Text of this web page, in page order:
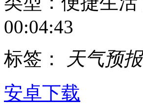
00:04:43
标签：
天气预报
安卓下载